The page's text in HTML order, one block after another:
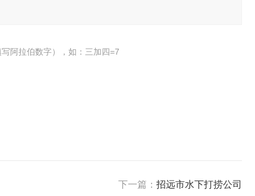
阿拉伯数字），如：三加四=7
下一篇： 招远市水下打捞公司